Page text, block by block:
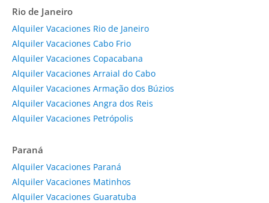
Rio de Janeiro
Alquiler Vacaciones Rio de Janeiro
Alquiler Vacaciones Cabo Frio
Alquiler Vacaciones Copacabana
Alquiler Vacaciones Arraial do Cabo
Alquiler Vacaciones Armação dos Búzios
Alquiler Vacaciones Angra dos Reis
Alquiler Vacaciones Petrópolis
Paraná
Alquiler Vacaciones Paraná
Alquiler Vacaciones Matinhos
Alquiler Vacaciones Guaratuba